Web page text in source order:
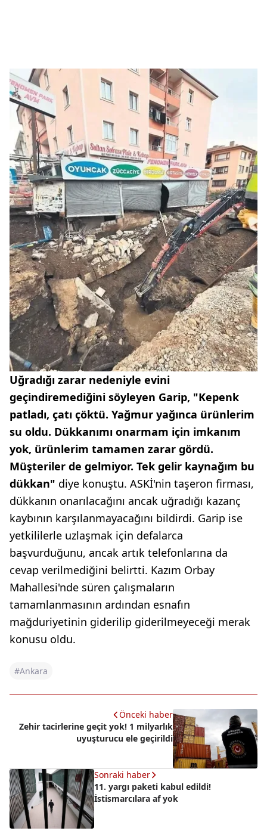
Uğradığı zarar nedeniyle evini
geçindiremediğini söyleyen Garip, "Kepenk
patladı, çatı çöktü. Yağmur yağınca ürünlerim
su oldu. Dükkanımı onarmam için imkanım
yok, ürünlerim tamamen zarar gördü.
Müşteriler de gelmiyor. Tek gelir kaynağım bu
dükkan" diye konuştu. ASKİ'nin taşeron firması,
dükkanın onarılacağını ancak uğradığı kazanç
kaybının karşılanmayacağını bildirdi. Garip ise
yetkililerle uzlaşmak için defalarca
başvurduğunu, ancak artık telefonlarına da
cevap verilmediğini belirtti. Kazım Orbay
Mahallesi'nde süren çalışmaların
tamamlanmasının ardından esnafın
mağduriyetinin giderilip giderilmeyeceği merak
konusu oldu.
#Ankara
Önceki haber
Zehir tacirlerine geçit yok! 1 milyarlık
uyuşturucu ele geçirildi
Sonraki haber
11. yargı paketi kabul edildi!
İstismarcılara af yok